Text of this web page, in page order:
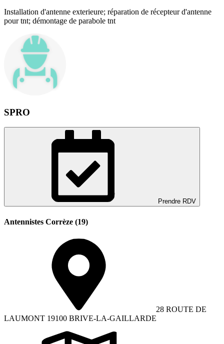
Installation d'antenne exterieure; réparation de récepteur d'antenne
pour tnt; démontage de parabole tnt
SPRO
Prendre RDV
Antennistes Corrèze (19)
28 ROUTE DE
LAUMONT 19100 BRIVE-LA-GAILLARDE